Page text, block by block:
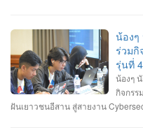
รัตนภักดี MR. SENG SOPHIN นา
จบที่อันดับ 9 จาก 13 ทีมที่เข้าร่วมแ
HACKATHON#1 2025 จัดโดย คณ
ร้อยเอ็ด ร่วมกับสำนักงานคณะกรรม
ชาติ (สกมช.) รายการที่ 2. “การแข่ง
2025” เมื่อวันอังคารที่ 1 และ 8 กร
พระเจ้าอยู่หัว เนื่องในโอกาสมหามง
หอประชุมไพรพะยอม มหาวิทยาลัย
ศาสตราจารย์ธรรมรักษ์ ละอองนวล
ชัยมงคลและวางพานพุ่มทอง-พานพุ่
#มหาวิทยาลัยแห่งความสุข #มหาวิ
น้องๆ
ร่วมกิ
รุ่นที่ 4
น้องๆ
กิจกรร
ฝันเยาวชนอีสาน สู่สายงาน